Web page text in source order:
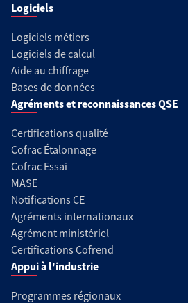
Logiciels
Logiciels métiers
Logiciels de calcul
Aide au chiffrage
Bases de données
Agréments et reconnaissances QSE
Certifications qualité
Cofrac Étalonnage
Cofrac Essai
MASE
Notifications CE
Agréments internationaux
Agrément ministériel
Certifications Cofrend
Appui à l'industrie
Programmes régionaux